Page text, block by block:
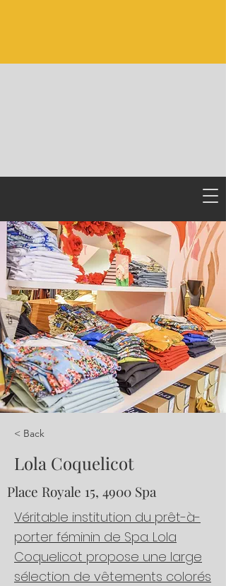
< Back
Lola Coquelicot
Place Royale 15, 4900 Spa
Véritable institution du prêt-à-
porter féminin de Spa. Lola
Coquelicot propose une large
sélection de vêtements colorés